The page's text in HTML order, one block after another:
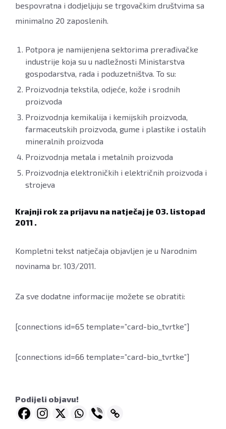
bespovratna i dodjeljuju se trgovačkim društvima sa
minimalno 20 zaposlenih.
Potpora je namijenjena sektorima prerađivačke
industrije koja su u nadležnosti Ministarstva
gospodarstva, rada i poduzetništva. To su:
Proizvodnja tekstila, odjeće, kože i srodnih
proizvoda
Proizvodnja kemikalija i kemijskih proizvoda,
farmaceutskih proizvoda, gume i plastike i ostalih
mineralnih proizvoda
Proizvodnja metala i metalnih proizvoda
Proizvodnja elektroničkih i električnih proizvoda i
strojeva
Krajnji rok za prijavu na natječaj je 03. listopad
2011 .
Kompletni tekst natječaja objavljen je u Narodnim
novinama br. 103/2011.
Za sve dodatne informacije možete se obratiti:
[connections id=65 template=”card-bio_tvrtke”]
[connections id=66 template=”card-bio_tvrtke”]
Podijeli objavu!